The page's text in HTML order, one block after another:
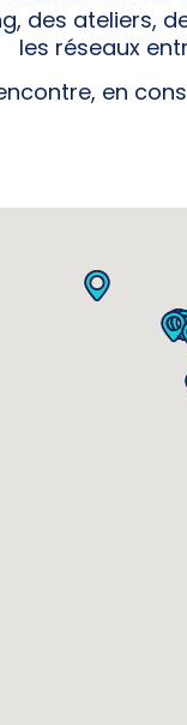
des ateliers,
les réseaux
en